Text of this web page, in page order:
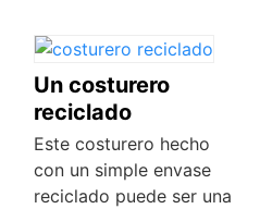
Un costurero
reciclado
Este costurero hecho
con un simple envase
reciclado puede ser una